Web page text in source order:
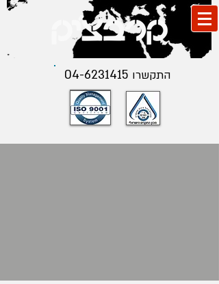
התקשרו 04-6231415